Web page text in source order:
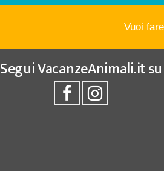
Vuoi
SeguiVacanzeAnimali.itsu